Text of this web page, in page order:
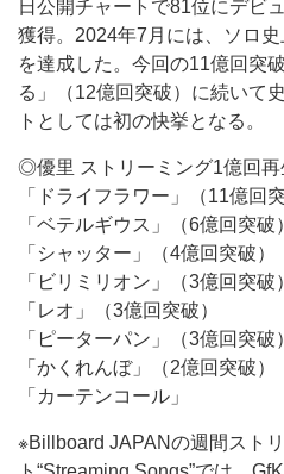
日公開チャートで81位にデビ
獲得。2024年7月には、ソロ
を達成した。今回の11億回突
る」（12億回突破）に続いて
トとしては初の快挙となる。
◎優里 ストリーミング1億回再
「ドライフラワー」（11億回突
「ベテルギウス」（6億回突破）
「シャッター」（4億回突破）
「ビリミリオン」（3億回突破）
「レオ」（3億回突破）
「ピーターパン」（3億回突破）
「かくれんぼ」（2億回突破）
「カーテンコール」
※Billboard JAPANの週間スト